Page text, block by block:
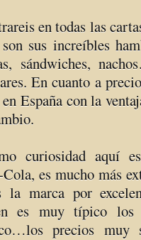
en todas las
sus increíbles
sándwiches,
En cuanto a
España con la
curiosidad aquí
es mucho más
la marca por
es muy típico los
precios